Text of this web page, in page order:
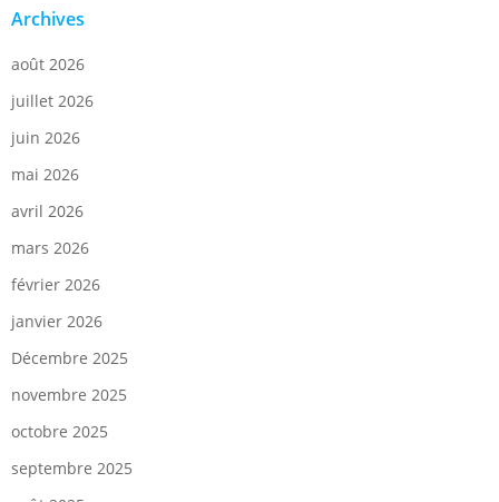
Archives
août 2026
juillet 2026
juin 2026
mai 2026
avril 2026
mars 2026
février 2026
janvier 2026
Décembre 2025
novembre 2025
octobre 2025
septembre 2025